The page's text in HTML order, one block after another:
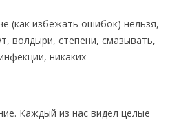
Каждый из нас видел целые